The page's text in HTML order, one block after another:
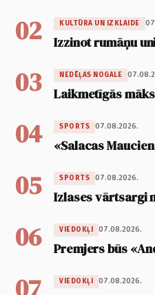
02 KULTŪRA UN IZKLAIDE
Izzinot rumāņu
03 NEDĒĻAS NOGALE
Laikmetīgās
04 SPORTS 07.08.2026.
«Salacas
05 SPORTS 07.08.2026.
Izlases vārtsargi
06 VIEDOKĻI 07.08.2026.
Premjers būs
07 VIEDOKĻI 07.08.2026.